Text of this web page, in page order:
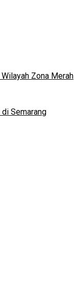
Zona Merah
Semarang